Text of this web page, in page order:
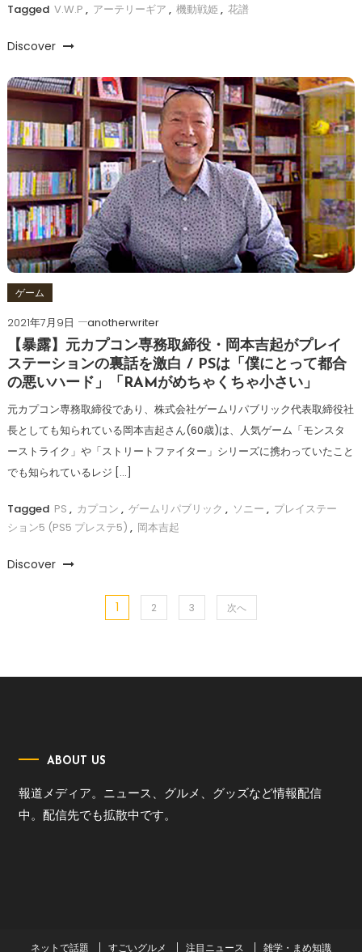
Tagged V.W.P , アーテリーギア , 機動戦姫, 花譜
Discover
ゲーム
2021年7月9日
anotherwriter
【暴露】元カプコン専務取締役・岡本吉起がプレイ
ステーションの裏話を激白 / PSは「僕にとって都合
の悪いハード」「RAMがめちゃくちゃ小さい」
元カプコン専務取締役であり、株式会社ゲームリパブリック代表取締役社
長としても知られている岡本吉起さん(60歳)は、人気ゲーム「モンスタ
ーストライク」や「ストリートファイター」シリーズに携わっていたこと
でも知られているレジ […]
Tagged PS , カプコン , ゲームリパブリック , ソニー , プレイステー
ション5 (PS5 プレステ5) , 岡本吉起
Discover
の
ー
ジ
1 2 3 次へ
ABOUT US
報道メディア。ニュース、グルメ、グッズなど情報配信
中。配信先でも拡散中です。
ネットで話題 すごいグルメ 注目ニュース 雑学・まめ知識